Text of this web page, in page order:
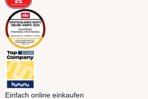
Einfach online einkaufen